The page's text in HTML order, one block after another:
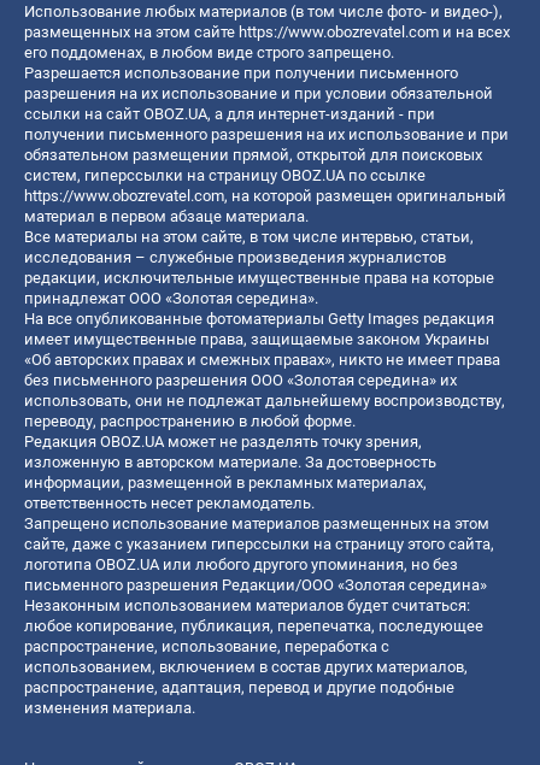
Использование любых материалов (в том числе фото- и видео-),
размещенных на этом сайте https://www.obozrevatel.com и на всех
его поддоменах, в любом виде строго запрещено.
Разрешается использование при получении письменного
разрешения на их использование и при условии обязательной
ссылки на сайт OBOZ.UA, а для интернет-изданий - при
получении письменного разрешения на их использование и при
обязательном размещении прямой, открытой для поисковых
систем, гиперссылки на страницу OBOZ.UA по ссылке
https://www.obozrevatel.com, на которой размещен оригинальный
материал в первом абзаце материала.
Все материалы на этом сайте, в том числе интервью, статьи,
исследования – служебные произведения журналистов
редакции, исключительные имущественные права на которые
принадлежат ООО «Золотая середина».
На все опубликованные фотоматериалы Getty Images редакция
имеет имущественные права, защищаемые законом Украины
«Об авторских правах и смежных правах», никто не имеет права
без письменного разрешения ООО «Золотая середина» их
использовать, они не подлежат дальнейшему воспроизводству,
переводу, распространению в любой форме.
Редакция OBOZ.UA может не разделять точку зрения,
изложенную в авторском материале. За достоверность
информации, размещенной в рекламных материалах,
ответственность несет рекламодатель.
Запрещено использование материалов размещенных на этом
сайте, даже с указанием гиперссылки на страницу этого сайта,
логотипа OBOZ.UA или любого другого упоминания, но без
письменного разрешения Редакции/ООО «Золотая середина»
Незаконным использованием материалов будет считаться:
любое копирование, публикация, перепечатка, последующее
распространение, использование, переработка с
использованием, включением в состав других материалов,
распространение, адаптация, перевод и другие подобные
изменения материала.